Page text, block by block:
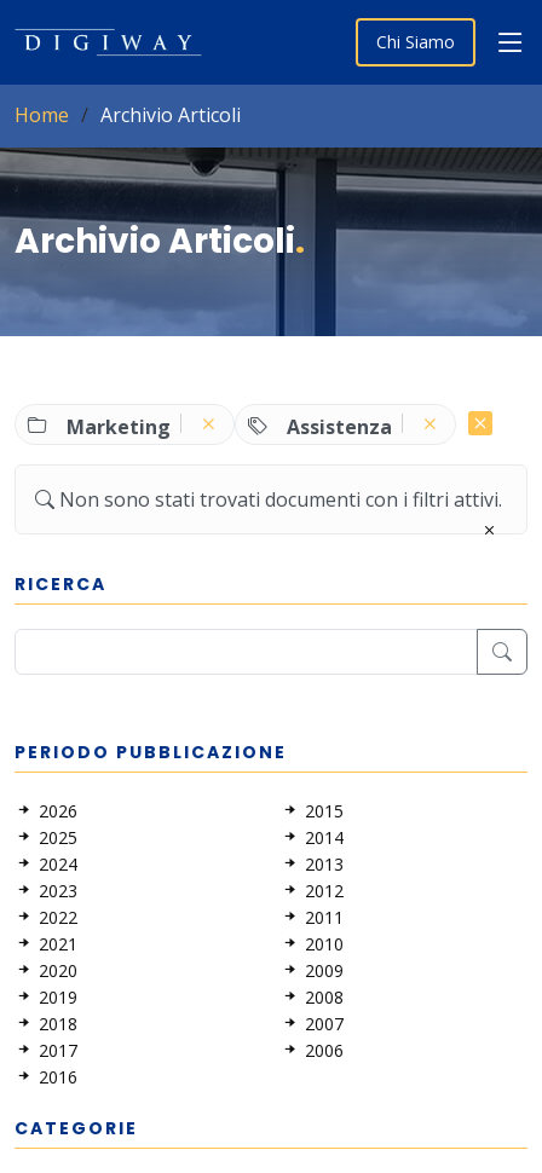
Chi Siamo
Home Archivio Articoli
Archivio Articoli.
Marketing Assistenza
Non sono stati trovati documenti con i filtri attivi.
RICERCA
PERIODO PUBBLICAZIONE
2026
2025
2024
2023
2022
2021
2020
2019
2018
2017
2016
2015
2014
2013
2012
2011
2010
2009
2008
2007
2006
CATEGORIE